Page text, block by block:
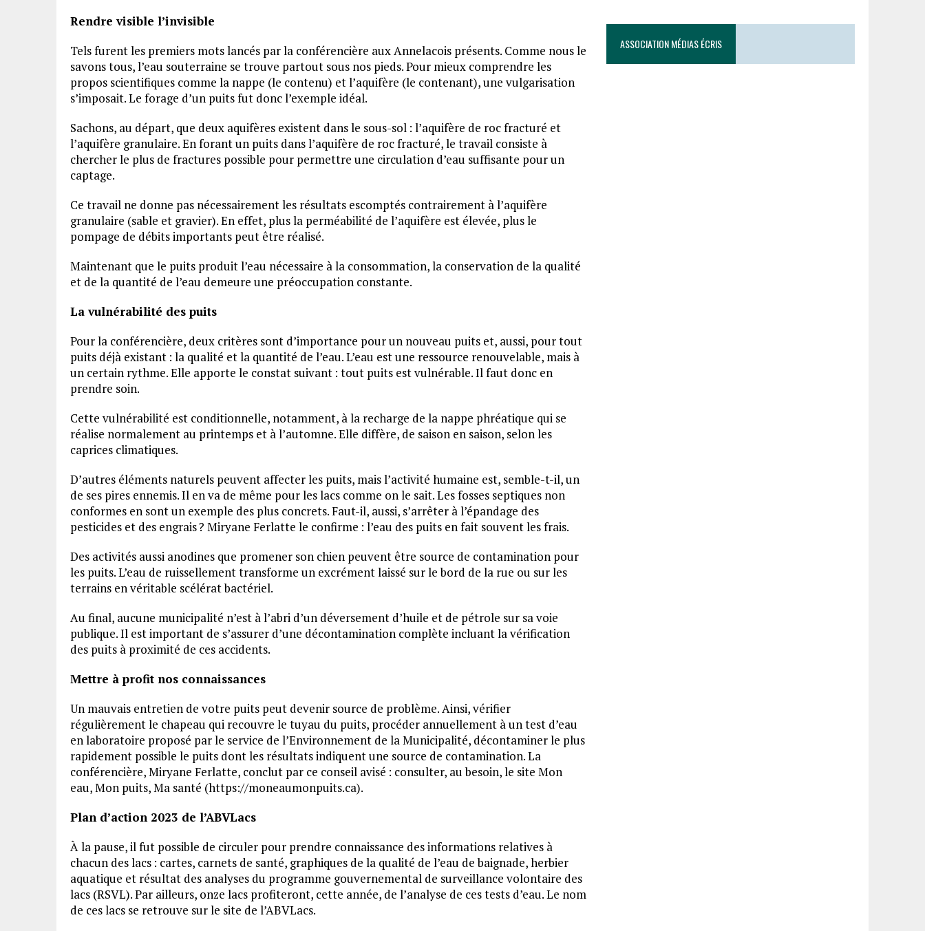
Rendre visible l’invisible
Tels furent les premiers mots lancés par la conférencière aux Annelacois présents. Comme nous le
savons tous, l’eau souterraine se trouve partout sous nos pieds. Pour mieux comprendre les
propos scientifiques comme la nappe (le contenu) et l’aquifère (le contenant), une vulgarisation
s’imposait. Le forage d’un puits fut donc l’exemple idéal.
Sachons, au départ, que deux aquifères existent dans le sous-sol : l’aquifère de roc fracturé et
l’aquifère granulaire. En forant un puits dans l’aquifère de roc fracturé, le travail consiste à
chercher le plus de fractures possible pour permettre une circulation d’eau suffisante pour un
captage.
Ce travail ne donne pas nécessairement les résultats escomptés contrairement à l’aquifère
granulaire (sable et gravier). En effet, plus la perméabilité de l’aquifère est élevée, plus le
pompage de débits importants peut être réalisé.
Maintenant que le puits produit l’eau nécessaire à la consommation, la conservation de la qualité
et de la quantité de l’eau demeure une préoccupation constante.
La vulnérabilité des puits
Pour la conférencière, deux critères sont d’importance pour un nouveau puits et, aussi, pour tout
puits déjà existant : la qualité et la quantité de l’eau. L’eau est une ressource renouvelable, mais à
un certain rythme. Elle apporte le constat suivant : tout puits est vulnérable. Il faut donc en
prendre soin.
Cette vulnérabilité est conditionnelle, notamment, à la recharge de la nappe phréatique qui se
réalise normalement au printemps et à l’automne. Elle diffère, de saison en saison, selon les
caprices climatiques.
D’autres éléments naturels peuvent affecter les puits, mais l’activité humaine est, semble-t-il, un
de ses pires ennemis. Il en va de même pour les lacs comme on le sait. Les fosses septiques non
conformes en sont un exemple des plus concrets. Faut-il, aussi, s’arrêter à l’épandage des
pesticides et des engrais ? Miryane Ferlatte le confirme : l’eau des puits en fait souvent les frais.
Des activités aussi anodines que promener son chien peuvent être source de contamination pour
les puits. L’eau de ruissellement transforme un excrément laissé sur le bord de la rue ou sur les
terrains en véritable scélérat bactériel.
Au final, aucune municipalité n’est à l’abri d’un déversement d’huile et de pétrole sur sa voie
publique. Il est important de s’assurer d’une décontamination complète incluant la vérification
des puits à proximité de ces accidents.
Mettre à profit nos connaissances
Un mauvais entretien de votre puits peut devenir source de problème. Ainsi, vérifier
régulièrement le chapeau qui recouvre le tuyau du puits, procéder annuellement à un test d’eau
en laboratoire proposé par le service de l’Environnement de la Municipalité, décontaminer le plus
rapidement possible le puits dont les résultats indiquent une source de contamination. La
conférencière, Miryane Ferlatte, conclut par ce conseil avisé : consulter, au besoin, le site Mon
eau, Mon puits, Ma santé (https://moneaumonpuits.ca).
Plan d’action 2023 de l’ABVLacs
À la pause, il fut possible de circuler pour prendre connaissance des informations relatives à
chacun des lacs : cartes, carnets de santé, graphiques de la qualité de l’eau de baignade, herbier
aquatique et résultat des analyses du programme gouvernemental de surveillance volontaire des
lacs (RSVL). Par ailleurs, onze lacs profiteront, cette année, de l’analyse de ces tests d’eau. Le nom
de ces lacs se retrouve sur le site de l’ABVLacs.
ASSOCIATION MÉDIAS ÉCRIS